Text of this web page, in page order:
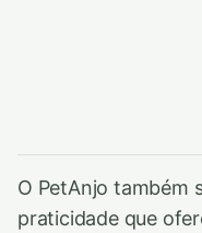
O PetAnjo também
praticidade que